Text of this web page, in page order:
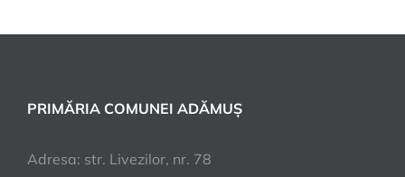
PRIMĂRIA COMUNEI ADĂMUȘ
Adresa: str. Livezilor, nr. 78